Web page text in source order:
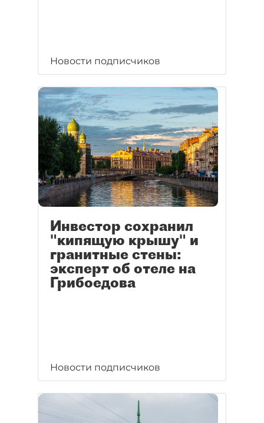
Новости подписчиков
Инвестор сохранил
"кипящую крышу" и
гранитные стены:
эксперт об отеле на
Грибоедова
Новости подписчиков